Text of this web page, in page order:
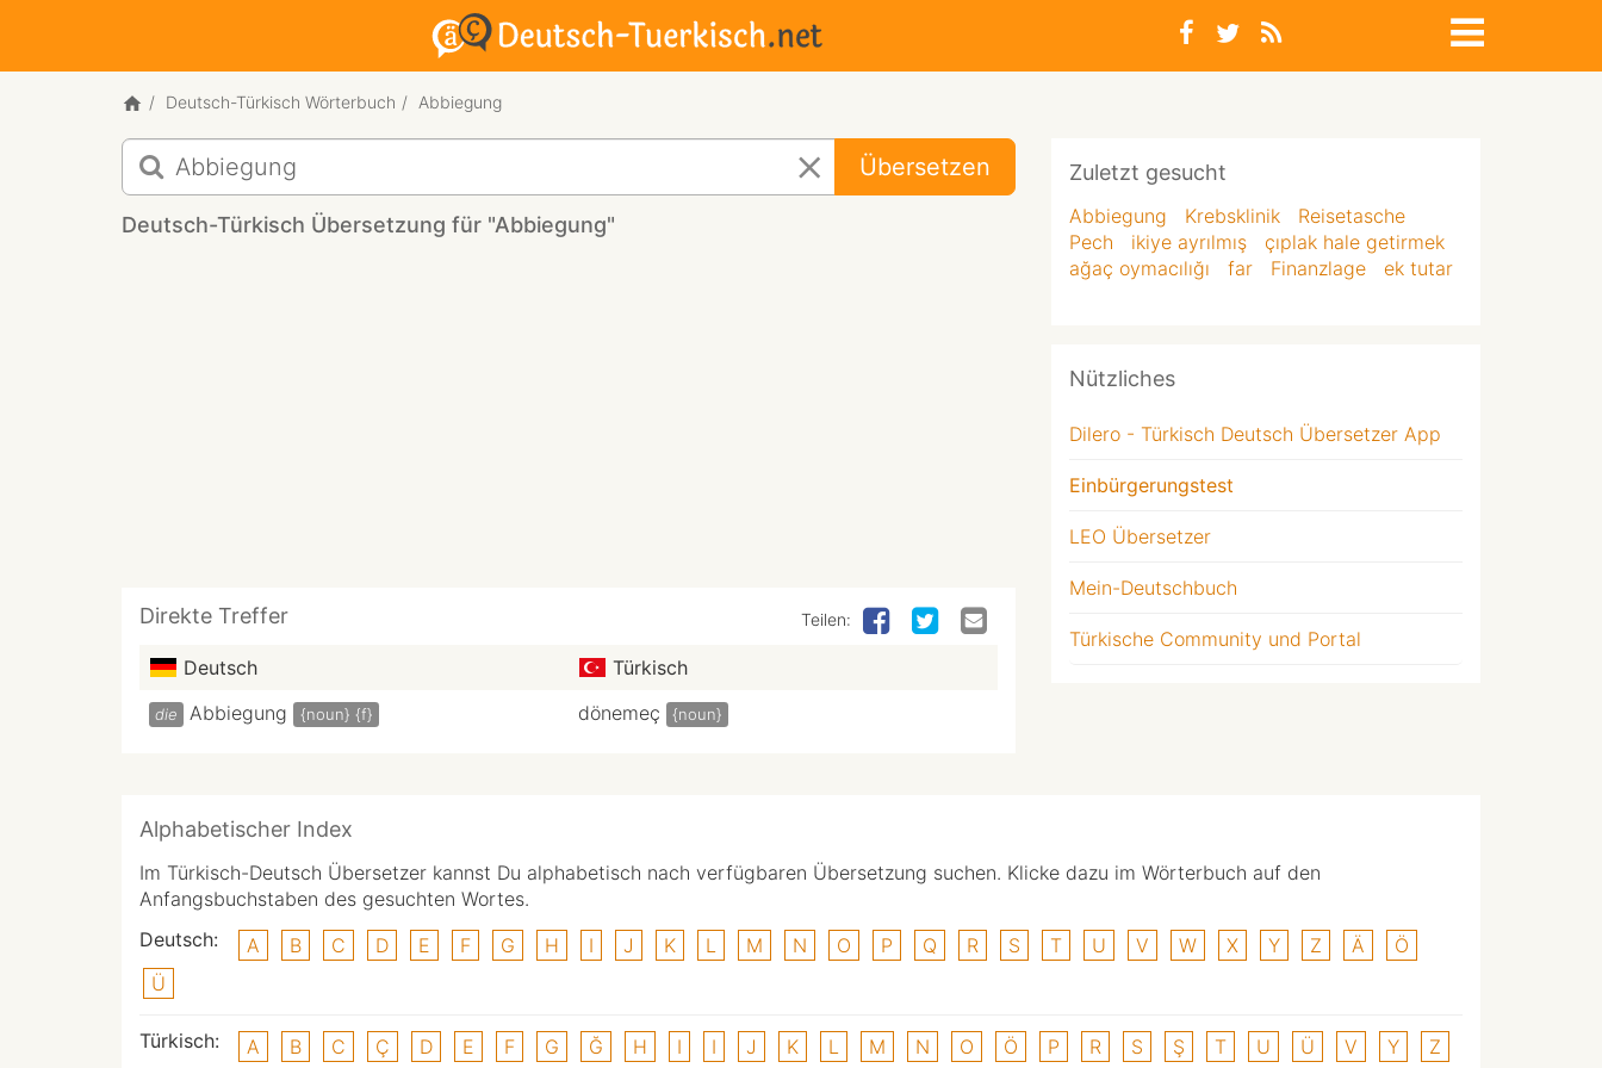
Deutsch-Türkisch Wörterbuch Abbiegung
Deutsch-
Türkisch
Übersetzung
für
Übersetzen
Deutsch-Türkisch Übersetzung für "Abbiegung"
Direkte Treffer Teilen:
Deutsch Türkisch
die Abbiegung {noun} {f} dönemeç {noun}
Zuletzt gesucht
Abbiegung Krebsklinik
Reisetasche
Pech
ikiye ayrılmış
çıplak hale getirmek
ağaç oymacılığı
far Finanzlage ek tutar
Nützliches
Dilero - Türkisch Deutsch Übersetzer App
Einbürgerungstest
LEO Übersetzer
Mein-Deutschbuch
Türkische Community und Portal
Alphabetischer Index
Im Türkisch-Deutsch Übersetzer kannst Du alphabetisch nach verfügbaren Übersetzung suchen. Klicke dazu im Wörterbuch auf den
Anfangsbuchstaben des gesuchten Wortes.
Deutsch:
A B C D E F G H I J K L M N O P Q R S T U V W X Y Z Ä
Ö
Ü
Türkisch: A B C Ç D E F G Ğ H I I J K L M N O Ö P R S Ş T U Ü V Y Z